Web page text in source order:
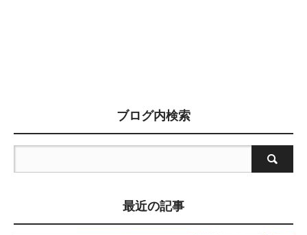
ブログ内検索
最近の記事